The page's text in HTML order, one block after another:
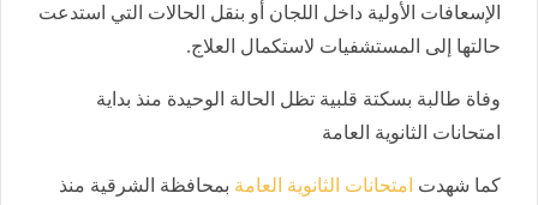
الإسعافات الأولية داخل اللجان أو بنقل الحالات التي استدعت
حالتها إلى المستشفيات لاستكمال العلاج.
وفاة طالبة بسكتة قلبية تظل الحالة الوحيدة منذ بداية
امتحانات الثانوية العامة
كما شهدت امتحانات الثانوية العامة بمحافظة الشرقية منذ